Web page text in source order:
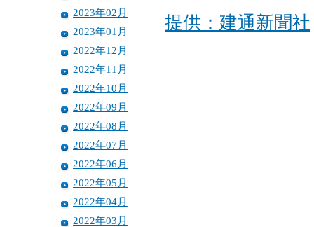
2023年02月
2023年01月
2022年12月
2022年11月
2022年10月
2022年09月
2022年08月
2022年07月
2022年06月
2022年05月
2022年04月
2022年03月
提供：建通新聞社